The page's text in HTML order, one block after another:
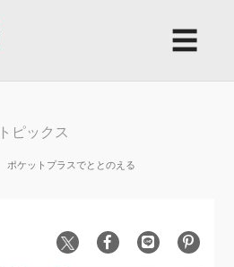
☰
トピックス
ポケットプラスでととのえる